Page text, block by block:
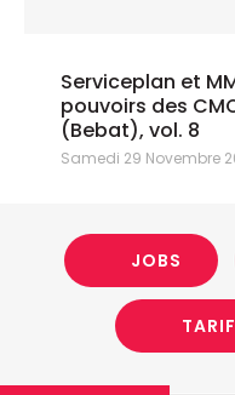
Serviceplan et
pouvoirs des
(Bebat), vol. 8
Samedi 29 Novembre
JOBS